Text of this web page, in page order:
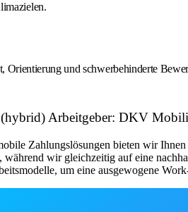
und schwerbehinderte
(hybrid) Arbeitgeber: DKV
Zahlungslösungen bieten wir
wir gleichzeitig auf eine
um eine ausgewogene